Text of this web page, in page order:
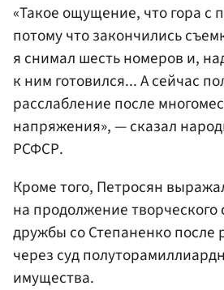
«Такое ощущение, что гора с
потому что закончились
я снимал шесть номеров и,
к ним готовился... А сейчас
расслабление после
напряжения», — сказал
РСФСР.
Кроме того, Петросян
на продолжение творческого
дружбы со Степаненко после
через суд
имущества.